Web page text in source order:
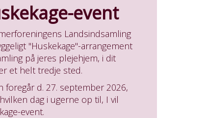
event
Landsindsamling
"Huskekage"-arrangement
på jeres plejehjem, i dit
et helt tredje sted.
foregår d. 27. september 2026,
dag i ugerne op til, I vil
event.